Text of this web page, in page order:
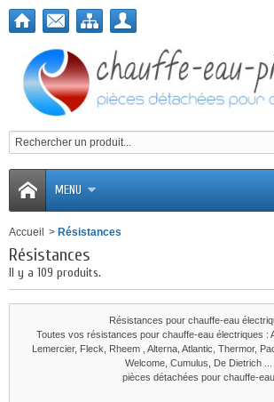
MENU
Accueil > Résistances
Résistances
Il y a 109 produits.
Résistances pour chauffe-eau
Toutes vos résistances pour chauffe-eau électriques :
Lemercier, Fleck, Rheem , Alterna, Atlantic, Thermor,
Welcome, Cumulus, De Dietrich ...
pièces détachées pour chauffe-eau